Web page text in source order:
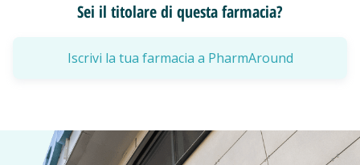
Sei il titolare di questa farmacia?
Iscrivi la tua farmacia a PharmAround